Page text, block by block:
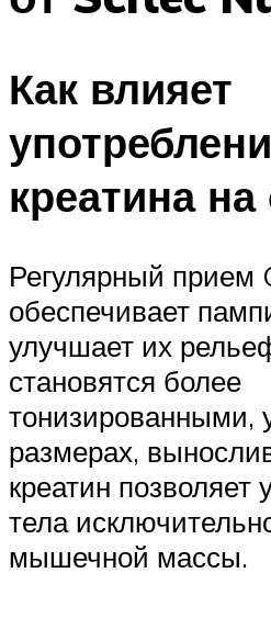
Как влияет
креатина
Регулярный прием
обеспечивает
улучшает их
становятся более
тонизированными,
размерах,
креатин позволяет
тела
мышечной массы.